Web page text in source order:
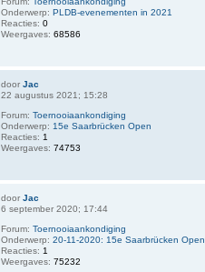
Onderwerp:PLDB-evenementen in 2021
Reacties:0
Weergaves:68586
doorJac
22 augustus 2021; 15:28
Forum:Toernooiaankondiging
Onderwerp: 15e Saarbrücken Open
Reacties: 1
Weergaves:74753
doorJac
6 september 2020; 17:44
Forum:Toernooiaankondiging
Onderwerp:20-11-2020: 15e Saarbrücken Open
Reacties: 1
Weergaves:75232